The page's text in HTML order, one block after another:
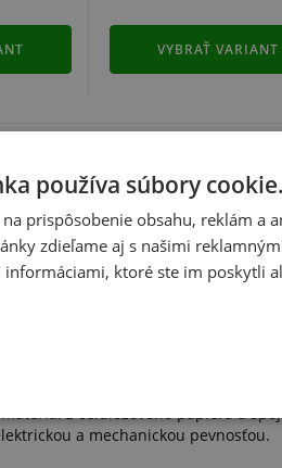
VYBRAŤ VARIANT
Nenašli
a klznými
alebo so sklenou tkaninou,
z celulózového papiera a
a mechanickou pevnosťou.
používa súbory cookie.
prispôsobenie obsahu, reklám a
zdieľame aj s našimi
ktoré ste im poskytli